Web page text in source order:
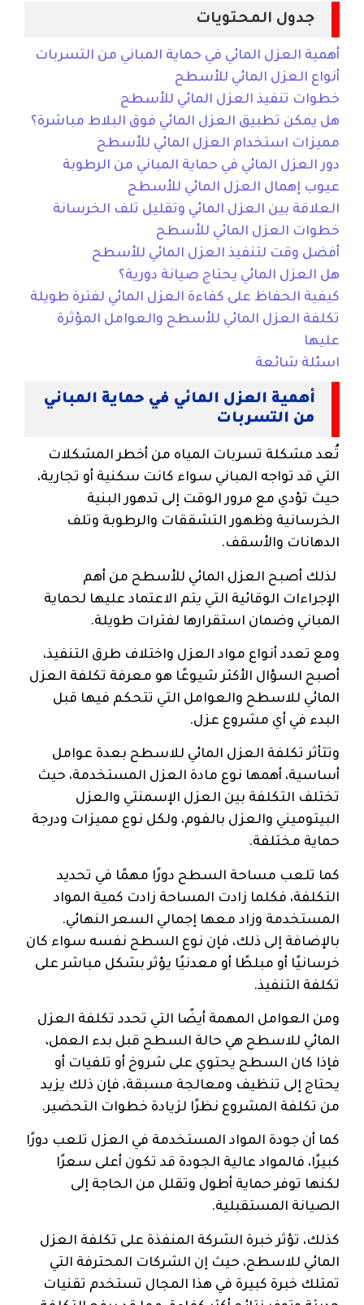
جدول المحتويات
أهمية العزل المائي في حماية المباني من التسربات
أنواع العزل المائي للأسطح
خطوات تنفيذ العزل المائي للأسطح
هل يمكن تطبيق العزل المائي فوق البلاط مباشرة؟
مميزات استخدام العزل المائي للأسطح
دور العزل المائي في حماية المباني من الرطوبة
عيوب إهمال العزل المائي للأسطح
العلاقة بين العزل المائي وتقليل تلف الخرسانة
خطوات العزل المائي للأسطح
أفضل وقت لتنفيذ العزل المائي للأسطح
هل العزل المائي يحتاج صيانة دورية؟
كيفية الحفاظ على كفاءة العزل المائي لفترة طويلة
تكلفة العزل المائي للأسطح والعوامل المؤثرة
عليها
اسئلة شائعة
أهمية العزل المائي في حماية المباني
من التسربات
تُعد مشكلة تسربات المياه من أخطر المشكلات
التي قد تواجه المباني سواء كانت سكنية أو تجارية،
حيث تؤدي مع مرور الوقت إلى تدهور البنية
الخرسانية وظهور التشققات والرطوبة وتلف
الدهانات والأسقف.
لذلك أصبح العزل المائي للأسطح من أهم
الإجراءات الوقائية التي يتم الاعتماد عليها لحماية
المباني وضمان استقرارها لفترات طويلة.
ومع تعدد أنواع مواد العزل واختلاف طرق التنفيذ،
أصبح السؤال الأكثر شيوعًا هو معرفة تكلفة العزل
المائي للاسطح والعوامل التي تتحكم فيها قبل
البدء في أي مشروع عزل.
وتتأثر تكلفة العزل المائي للاسطح بعدة عوامل
أساسية، أهمها نوع مادة العزل المستخدمة، حيث
تختلف التكلفة بين العزل الإسمنتي والعزل
البيتوميني والعزل بالفوم، ولكل نوع مميزات ودرجة
حماية مختلفة.
كما تلعب مساحة السطح دورًا مهمًا في تحديد
التكلفة، فكلما زادت المساحة زادت كمية المواد
المستخدمة وزاد معها إجمالي السعر النهائي.
بالإضافة إلى ذلك، فإن نوع السطح نفسه سواء كان
خرسانيًا أو مبلطًا أو معدنيًا يؤثر بشكل مباشر على
تكلفة التنفيذ.
ومن العوامل المهمة أيضًا التي تحدد تكلفة العزل
المائي للاسطح هي حالة السطح قبل بدء العمل،
فإذا كان السطح يحتوي على شروخ أو تلفيات أو
يحتاج إلى تنظيف ومعالجة مسبقة، فإن ذلك يزيد
من تكلفة المشروع نظرًا لزيادة خطوات التحضير.
كما أن جودة المواد المستخدمة في العزل تلعب دورًا
كبيرًا، فالمواد عالية الجودة قد تكون أعلى سعرًا
لكنها توفر حماية أطول وتقلل من الحاجة إلى
الصيانة المستقبلية.
كذلك، تؤثر خبرة الشركة المنفذة على تكلفة العزل
المائي للاسطح، حيث إن الشركات المحترفة التي
تمتلك خبرة كبيرة في هذا المجال تستخدم تقنيات